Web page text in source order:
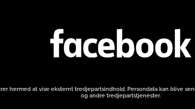
hermed at vise eksternt tredjepartsindhold. Persondata kan blive
og andre tredjepartstjenester.